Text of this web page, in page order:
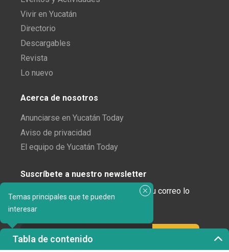
Temas principales que te pueden
interesar
Tabla de contenido
Vivir en Yucatán
Directorio
Descargables
Revista
Lo nuevo
Acerca de nosotros
Anunciarse en Yucatán Today
Aviso de privacidad
El equipo de Yucatán Today
Suscríbete a nuestro newsletter
¿Enamorado de Yucatán? Recibe en tu correo lo
mejor de Yucatán Today.